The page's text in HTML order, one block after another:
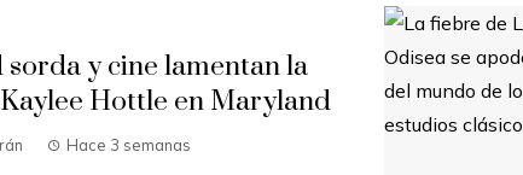
y cine lamentan la
Hottle en Maryland
Hace 3 semanas